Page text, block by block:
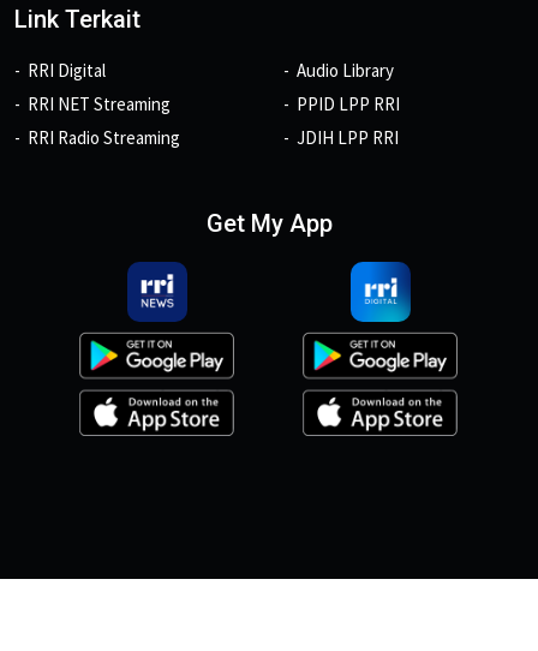
Link Terkait
RRI Digital
RRI NET Streaming
RRI Radio Streaming
Audio Library
PPID LPP RRI
JDIH LPP RRI
Get My App